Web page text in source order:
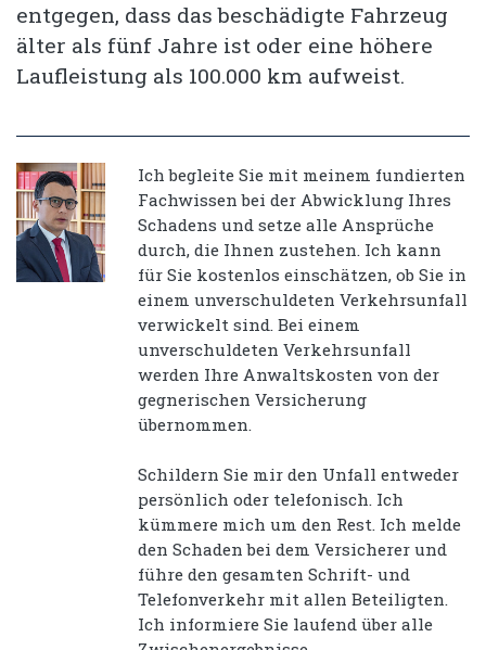
entgegen, dass das beschädigte Fahrzeug
älter als fünf Jahre ist oder eine höhere
Laufleistung als 100.000 km aufweist.
Ich begleite Sie mit meinem fundierten
Fachwissen bei der Abwicklung Ihres
Schadens und setze alle Ansprüche
durch, die Ihnen zustehen. Ich kann
für Sie kostenlos einschätzen, ob Sie in
einem unverschuldeten Verkehrsunfall
verwickelt sind. Bei einem
unverschuldeten Verkehrsunfall
werden Ihre Anwaltskosten von der
gegnerischen Versicherung
übernommen.
Schildern Sie mir den Unfall entweder
persönlich oder telefonisch. Ich
kümmere mich um den Rest. Ich melde
den Schaden bei dem Versicherer und
führe den gesamten Schrift- und
Telefonverkehr mit allen Beteiligten.
Ich informiere Sie laufend über alle